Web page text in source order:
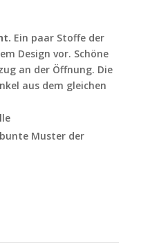
Ein paar Stoffe der
Design vor. Schöne
an der Öffnung. Die
aus dem gleichen
Muster der